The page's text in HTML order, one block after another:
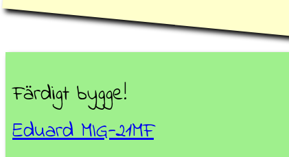
Färdigt bygge!
Eduard MIG-21MF